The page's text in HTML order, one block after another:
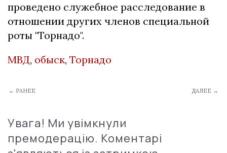
проведено служебное расследование в
отношении других членов специальной
роты "Торнадо".
МВД, обыск, Торнадо
← РАНЕЕ ДАЛЕЕ →
Увага! Ми увімкнули
премодерацію. Коментарі